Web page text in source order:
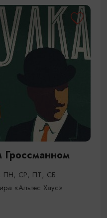
Гроссманном
ПН, СР, ПТ, СБ
«Альтес Хаус»